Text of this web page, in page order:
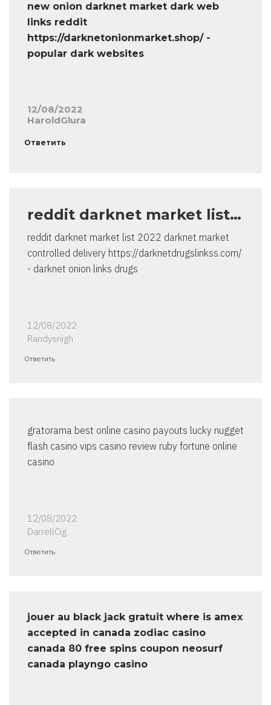
new onion darknet market dark web
links reddit
https://darknetonionmarket.shop/ -
popular dark websites
12/08/2022
HaroldGlura
Ответить
reddit darknet market list…
reddit darknet market list 2022 darknet market
controlled delivery https://darknetdrugslinkss.com/
- darknet onion links drugs
12/08/2022
Randysnigh
Ответить
gratorama best online casino payouts lucky nugget
flash casino vips casino review ruby fortune online
casino
12/08/2022
DarrellCig
Ответить
jouer au black jack gratuit where is amex
accepted in canada zodiac casino
canada 80 free spins coupon neosurf
canada playngo casino